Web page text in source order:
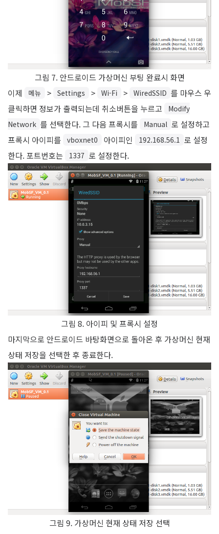
그림 7. 안드로이드 가상머신 부팅 완료시 화면
이제
메뉴 > Settings > Wi-Fi > WiredSSID 를 마우스 우
클릭하면 정보가 출력되는데 취소버튼을 누르고
Modify
Network 를 선택한다. 그 다음 프록시를 Manual 로 설정하고
프록시 아이피를
vboxnet0 아이피인 192.168.56.1 로 설정
한다. 포트번호는
1337 로 설정한다.
그림 8. 아이피 및 프록시 설정
마지막으로 안드로이드 바탕화면으로 돌아온 후 가상머신 현재
상태 저장을 선택한 후 종료한다.
그림 9. 가상머신 현재 상태 저장 선택